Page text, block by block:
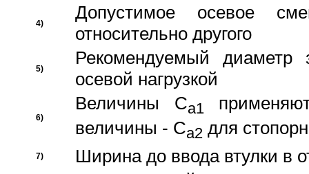
4)
Допустимое осевое
относительно другого
5)
Рекомендуемый диаметр
осевой нагрузкой
6)
Величины Ca1
величины - Ca2 для
7) Ширина до ввода втулки в